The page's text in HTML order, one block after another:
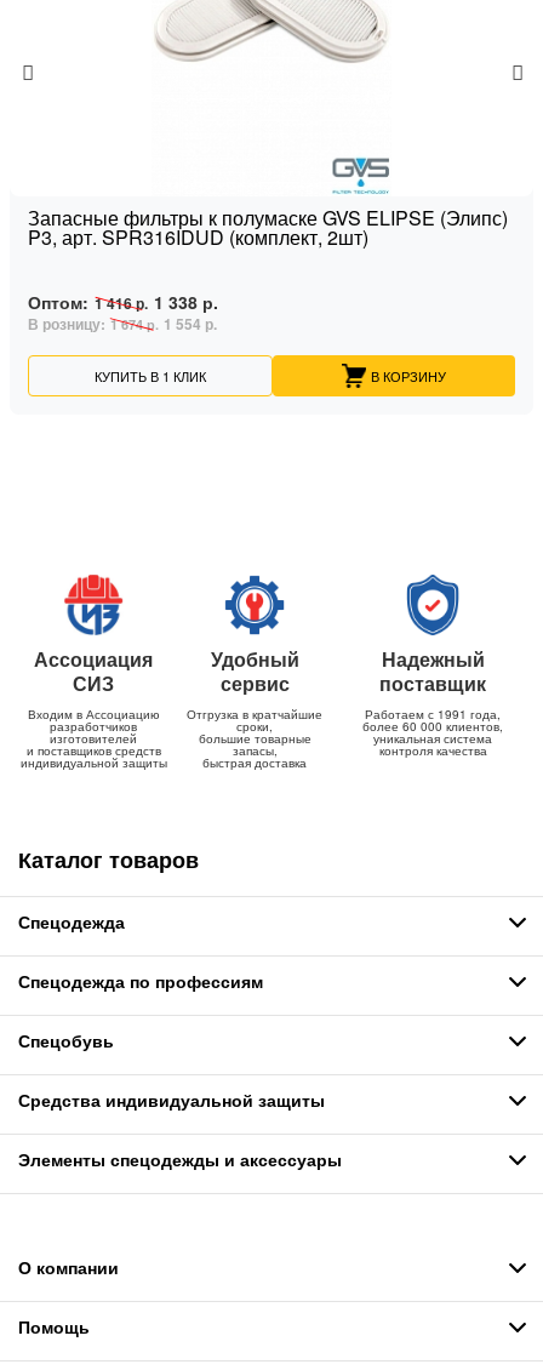
Запасные фильтры к полумаске GVS ELIPSE (Элипс)
P3, арт. SPR316IDUD (комплект, 2шт)
Оптом: 1 416 р. 1 338 р.
В розницу: 1 674 р. 1 554 р.
КУПИТЬ В 1 КЛИК В КОРЗИНУ
Ассоциация
СИЗ
Входим в Ассоциацию
разработчиков
изготовителей
и поставщиков средств
индивидуальной защиты
Удобный
сервис
Отгрузка в кратчайшие
сроки,
большие товарные
запасы,
быстрая доставка
Надежный
поставщик
Работаем с 1991 года,
более 60 000 клиентов,
уникальная система
контроля качества
Каталог товаров
Спецодежда
Спецодежда по профессиям
Спецобувь
Средства индивидуальной защиты
Элементы спецодежды и аксессуары
О компании
Помощь